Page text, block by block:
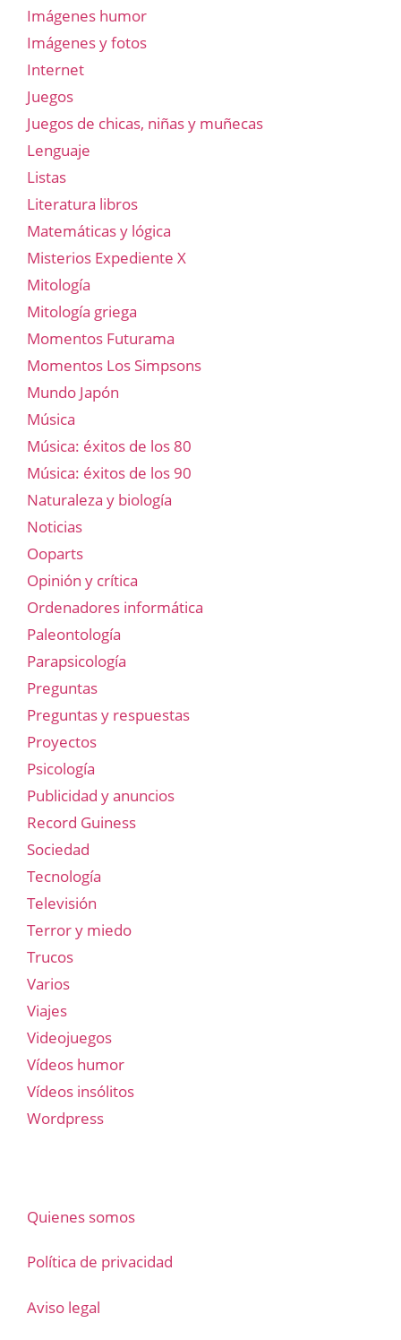
Imágenes humor
Imágenes y fotos
Internet
Juegos
Juegos de chicas, niñas y muñecas
Lenguaje
Listas
Literatura libros
Matemáticas y lógica
Misterios Expediente X
Mitología
Mitología griega
Momentos Futurama
Momentos Los Simpsons
Mundo Japón
Música
Música: éxitos de los 80
Música: éxitos de los 90
Naturaleza y biología
Noticias
Ooparts
Opinión y crítica
Ordenadores informática
Paleontología
Parapsicología
Preguntas
Preguntas y respuestas
Proyectos
Psicología
Publicidad y anuncios
Record Guiness
Sociedad
Tecnología
Televisión
Terror y miedo
Trucos
Varios
Viajes
Videojuegos
Vídeos humor
Vídeos insólitos
Wordpress
Quienes somos
Política de privacidad
Aviso legal